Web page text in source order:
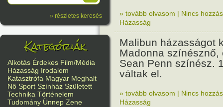
» részletes keresés
Kategóriák
Alkotás Érdekes Film/Média
Házasság Irodalom
Katasztrófa Magyar Meghalt
Nő Sport Színház Született
Technika Történelem
Tudomány Ünnep Zene
» tovább olvasom | Nincs
Házasság
Malibun házasságot
Madonna színésznő,
Sean Penn színész.
váltak el.
» tovább olvasom | Nincs
Házasság